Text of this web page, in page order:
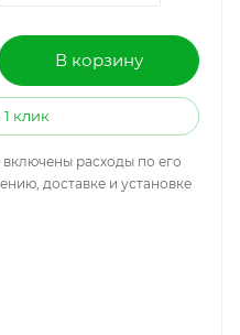
В корзину
1 клик
расходы по его
доставке и установке